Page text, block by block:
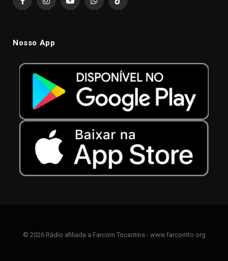
FacebookInstagramYouTubeWhatsAppTikTok
Nosso App
© 2026 Rádio afiliada a Farcom Tocantins - www.farcomto.org